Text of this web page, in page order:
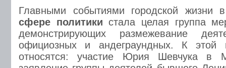
Главными событиями городской
сфере политики стала целая группа
демонстрирующих размежевание
официозных и андеграундных. К этой
относятся: участие Юрия Шевчука в